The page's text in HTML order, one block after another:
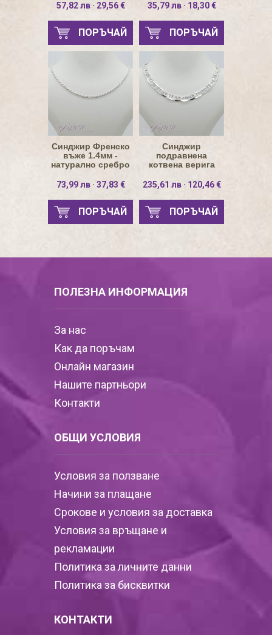
57,82 лв · 29,56 €
ПОРЪЧАЙ
35,79 лв · 18,30 €
ПОРЪЧАЙ
Синджир Френско
въже 1.4мм -
натурално сребро
73,99 лв · 37,83 €
ПОРЪЧАЙ
Синджир
подравнена
котвена верига
сребро
235,61 лв · 120,46 €
ПОРЪЧАЙ
ПОЛЕЗНА ИНФОРМАЦИЯ
За нас
Как да поръчам
Онлайн магазин
Нашите партньори
Контакти
ОБЩИ УСЛОВИЯ
Условия за ползване
Начини за плащане
Срокове и условия за доставка
Условия за връщане и
рекламации
Политика за личните данни
Политика за бисквитки
КОНТАКТИ